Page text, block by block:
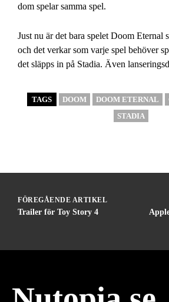
dom spelar samma spel.
Just nu är det bara spelet Doom Eternal
och det verkar som varje spel behöver
det släpps in på Stadia. Även
TAGS DOOM DOOM ETERNAL
STADIA
FÖREGÅENDE ARTIKEL
Trailer för Toy Story 4